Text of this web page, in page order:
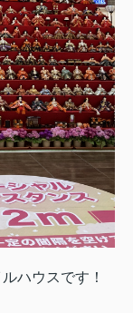
ハウスです！